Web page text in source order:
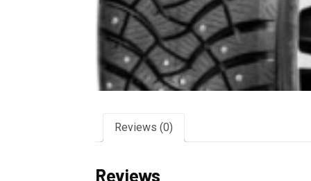
Reviews (0)
Reviews